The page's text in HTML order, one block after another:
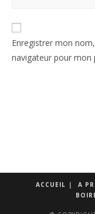
Enregistrer mon
navigateur pour mon
ACCUEIL A